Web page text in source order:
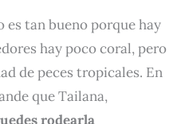
es tan bueno porque hay
hay poco coral, pero
de peces tropicales. En
que Tailana,
rodearla